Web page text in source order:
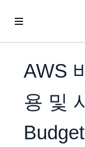
AWS
용 및